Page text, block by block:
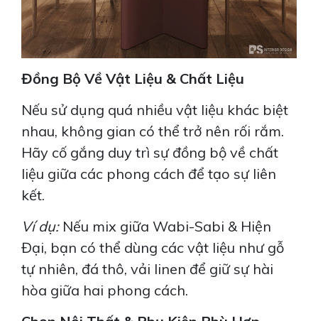
Đồng Bộ Về Vật Liệu & Chất Liệu
Nếu sử dụng quá nhiều vật liệu khác biệt
nhau, không gian có thể trở nên rối rắm.
Hãy cố gắng duy trì sự đồng bộ về chất
liệu giữa các phong cách để tạo sự liên
kết.
Ví dụ: Nếu mix giữa Wabi-Sabi & Hiện
Đại, bạn có thể dùng các vật liệu như gỗ
tự nhiên, đá thô, vải linen để giữ sự hài
hòa giữa hai phong cách.